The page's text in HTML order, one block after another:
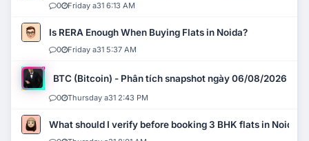
0 Friday a31 6:13 AM
Is RERA Enough When Buying Flats in Noida?
0 Friday a31 5:37 AM
BTC (Bitcoin) - Phân tích snapshot ngày 06/08/2026
0 Thursday a31 2:43 PM
What should I verify before booking 3 BHK flats in Noida?